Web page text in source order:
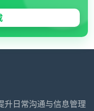
升日常沟通与信息管理